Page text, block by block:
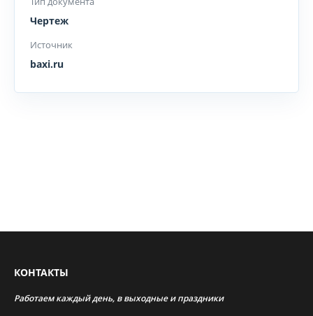
Чертеж
Источник
baxi.ru
КОНТАКТЫ
Работаем каждый день, в выходные и праздники